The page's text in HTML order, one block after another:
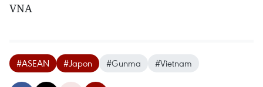
VNA
#ASEAN #Japon #Gunma #Vietnam